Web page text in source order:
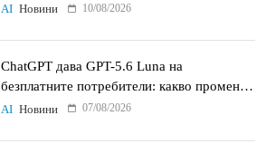
AI Новини 10/08/2026
ChatGPT дава GPT-5.6 Luna на
безплатните потребители: какво променят
Think бутонът и новият Sol
AI Новини 07/08/2026